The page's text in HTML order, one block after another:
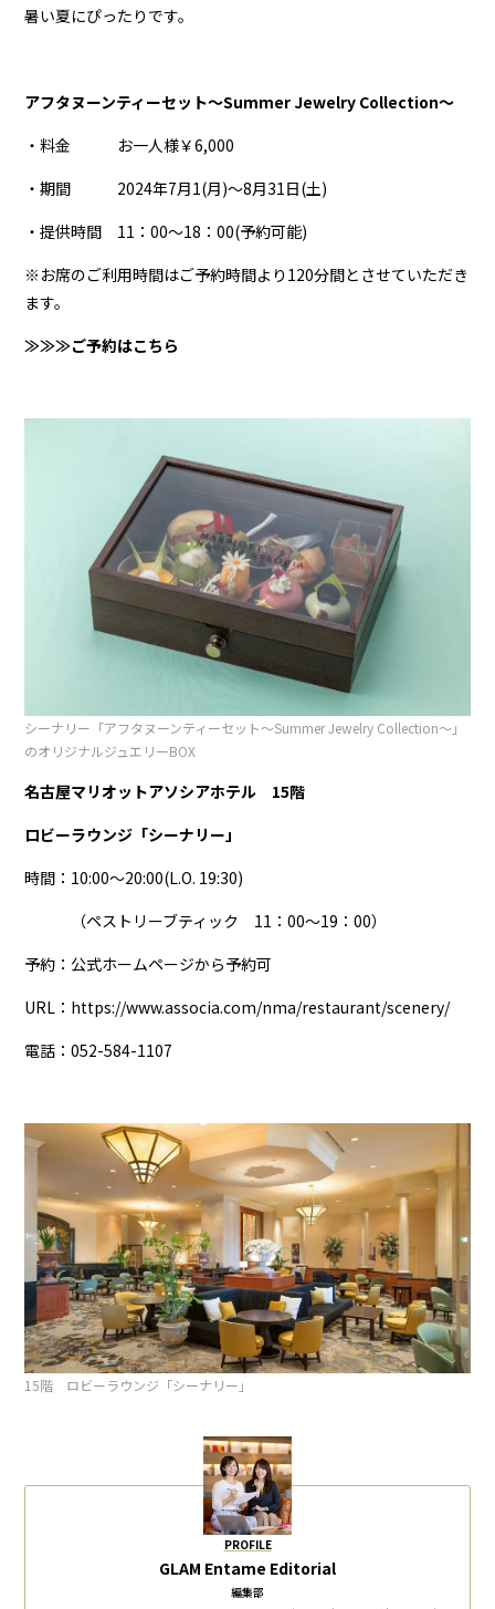
暑い夏にぴったりです。
アフタヌーンティーセット～Summer Jewelry Collection～
・料金 お一人様￥6,000
・期間 2024年7月1(月)～8月31日(土)
・提供時間 11：00～18：00(予約可能)
※お席のご利用時間はご予約時間より120分間とさせていただき
ます。
≫≫≫ご予約はこちら
シーナリー「アフタヌーンティーセット～Summer Jewelry Collection～」
のオリジナルジュエリーBOX
名古屋マリオットアソシアホテル 15階
ロビーラウンジ「シーナリー」
時間：10:00～20:00(L.O. 19:30)
（ペストリーブティック 11：00～19：00）
予約：公式ホームページから予約可
URL： https://www.associa.com/nma/restaurant/scenery/
電話：052-584-1107
15階 ロビーラウンジ「シーナリー」
PROFILE
GLAM Entame Editorial
編集部